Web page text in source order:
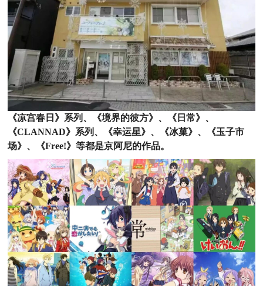
《凉宫春日》系列、《境界的彼方》、《日常》、
《CLANNAD》系列、《幸运星》、《冰菓》、《玉子市
场》、《Free!》等都是京阿尼的作品。